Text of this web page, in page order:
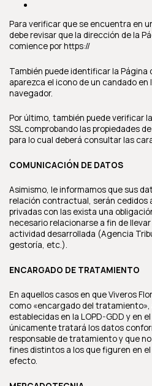
Para verificar que se encuentra en
debe revisar que la dirección de la
comience por https://
También puede identificar la
aparezca el icono de un candado en
navegador.
Por último, también puede verificar
SSL comprobando las propiedades
para lo cual deberá consultar las
COMUNICACIÓN DE DATOS
Asimismo, le informamos que sus
relación contractual, serán cedidos
privadas con las exista una
necesario relacionarse a fin de
actividad desarrollada (Agencia
gestoría, etc.).
ENCARGADO DE TRATAMIENTO
En aquellos casos en que Viveros
como «encargado del
establecidas en la LOPD-GDD y en
únicamente tratará los datos
responsable de tratamiento y que
fines distintos a los que figuren en
efecto.